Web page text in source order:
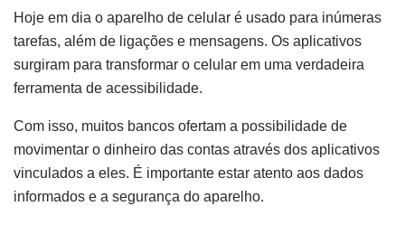
Hoje em dia o aparelho de celular é usado para inúmeras
tarefas, além de ligações e mensagens. Os aplicativos
surgiram para transformar o celular em uma verdadeira
ferramenta de acessibilidade.
Com isso, muitos bancos ofertam a possibilidade de
movimentar o dinheiro das contas através dos aplicativos
vinculados a eles. É importante estar atento aos dados
informados e a segurança do aparelho.